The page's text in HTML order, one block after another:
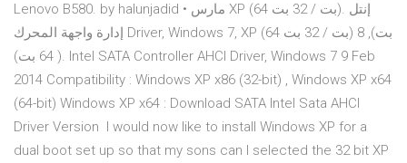
Lenovo B580. by halunjadid • مارس XP (64 بت / 32 بت). إنتل
إدارة واجهة المحرك Driver, Windows 7, XP (64 بت / 32 بت) بت), 8
( 64 بت). Intel SATA Controller AHCI Driver, Windows 7 9 Feb
2014 Compatibility : Windows XP x86 (32-bit) , Windows XP x64
(64-bit) Windows XP x64 : Download SATA Intel Sata AHCI
Driver Version I would now like to install Windows XP for a
dual boot set up so that my sons can I selected the 32 bit XP